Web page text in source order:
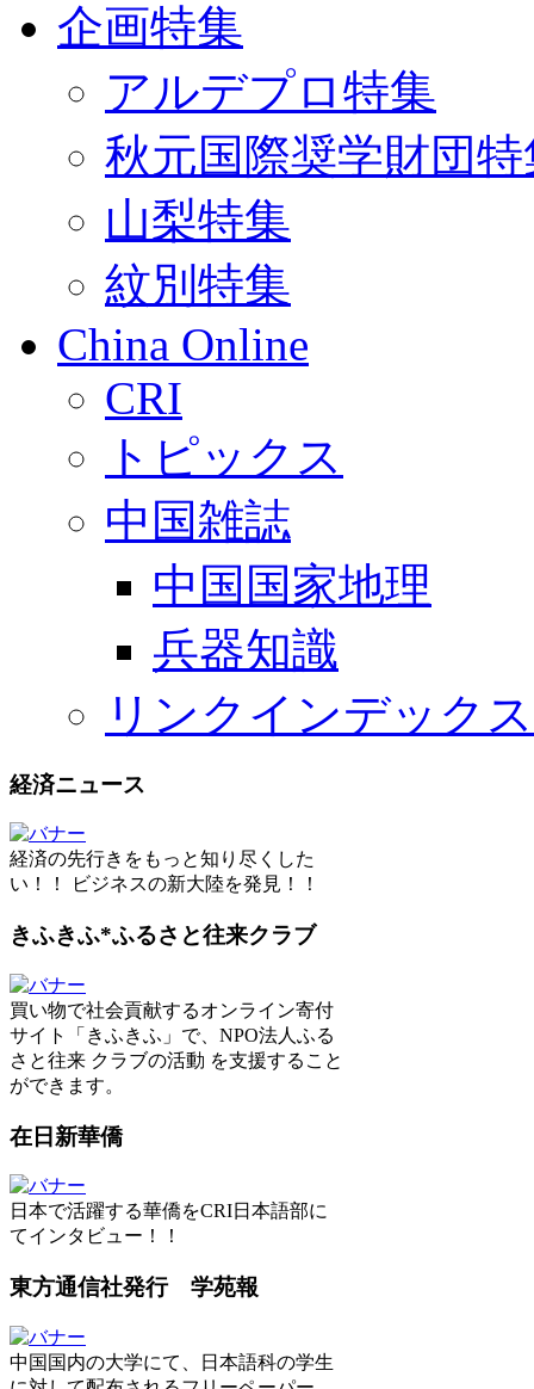
企画特集
アルデプロ特集
秋元国際奨学財団特
山梨特集
紋別特集
China Online
CRI
トピックス
中国雑誌
中国国家地理
兵器知識
リンクインデックス
経済ニュース
経済の先行きをもっと知り尽くした
い！！ ビジネスの新大陸を発見！！
きふきふ*ふるさと往来クラブ
買い物で社会貢献するオンライン寄付
サイト「きふきふ」で、NPO法人ふる
さと往来 クラブの活動 を支援すること
ができます。
在日新華僑
日本で活躍する華僑をCRI日本語部に
てインタビュー！！
東方通信社発行 学苑報
中国国内の大学にて、日本語科の学生